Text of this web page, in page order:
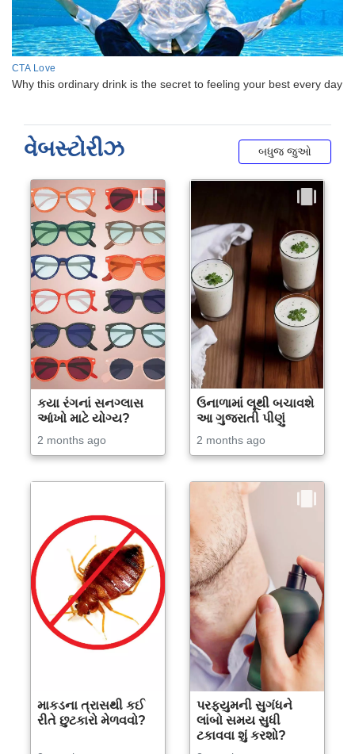
વેબસ્ટોરીઝ બધુજ જુઓ
કયા રંગનાં સનગ્લાસ
આંખો માટે યોગ્ય?
2 months ago
ઉનાળામાં લૂથી બચાવશે
આ ગુજરાતી પીણું
2 months ago
માકડના ત્રાસથી કઈ
રીતે છુટકારો મેળવવો?
પરફ્યુમની સુગંધને
લાંબો સમય સુધી
ટકાવવા શું કરશો?